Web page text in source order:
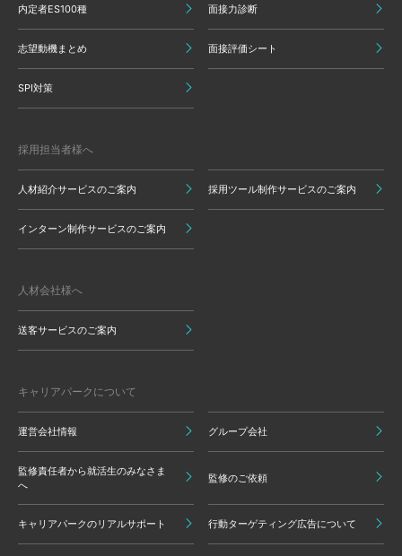
内定者ES100種 面接力診断
志望動機まとめ 面接評価シート
SPI対策
採用担当者様へ
人材紹介サービスのご案内 採用ツール制作サービスのご案内
インターン制作サービスのご案内
人材会社様へ
送客サービスのご案内
キャリアパークについて
運営会社情報 グループ会社
監修責任者から就活生のみなさま
へ
監修のご依頼
キャリアパークのリアルサポート 行動ターゲティング広告について